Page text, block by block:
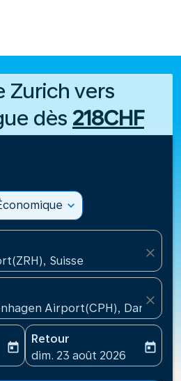
Zurich vers
dès 218CHF
expand_more
Suisse
close
Airport(CPH), Danemark
close
date-aria-label
today
Retour
fc-booking-return-date-
dim. 23 août 2026
today